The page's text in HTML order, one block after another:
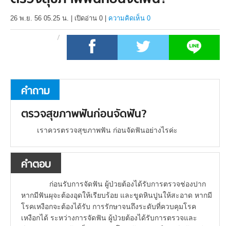
26 พ.ย. 56 05.25 น. เปิดอ่าน 0 ความคิดเห็น 0
คำถาม
ตรวจสุขภาพฟันก่อนจัดฟัน?
เราควรตรวจสุขภาพฟัน ก่อนจัดฟันอย่างไรค่ะ
คำตอบ
ก่อนรับการจัดฟัน ผู้ป่วยต้องได้รับการตรวจช่องปาก
หากมีฟันผุจะต้องอุดให้เรียบร้อย และขูดหินปูนให้สะอาด หากมี
โรคเหงือกจะต้องได้รับ การรักษาจนถึงระดับที่ควบคุมโรค
เหงือกได้ ระหว่างการจัดฟัน ผู้ป่วยต้องได้รับการตรวจและ